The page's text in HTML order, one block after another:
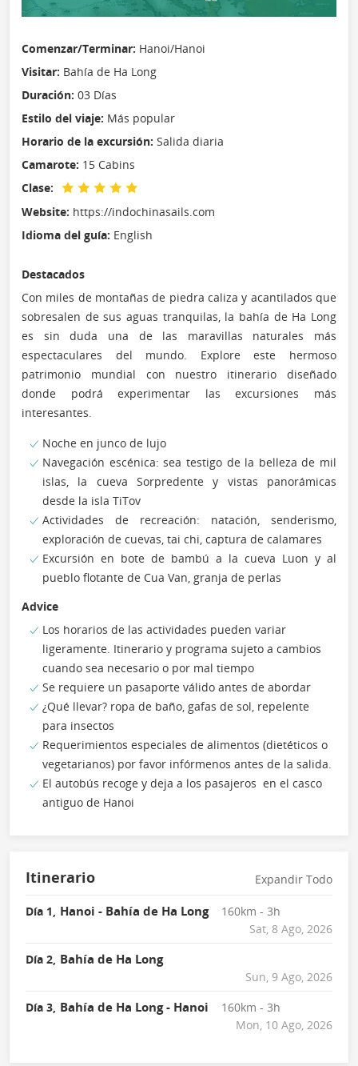
Comenzar/Terminar: Hanoi/Hanoi
Visitar: Bahía de Ha Long
Duración: 03 Días
Estilo del viaje: Más popular
Horario de la excursión: Salida diaria
Camarote: 15 Cabins
Clase:
Website: https://indochinasails.com
Idioma del guía: English
Destacados
Con miles de montañas de piedra caliza y acantilados que
sobresalen de sus aguas tranquilas, la bahía de Ha Long
es sin duda una de las maravillas naturales más
espectaculares del mundo. Explore este hermoso
patrimonio mundial con nuestro itinerario diseñado
donde podrá experimentar las excursiones más
interesantes.
Noche en junco de lujo
Navegación escénica: sea testigo de la belleza de mil
islas, la cueva Sorpredente y vistas panorámicas
desde la isla TiTov
Actividades de recreación: natación, senderismo,
exploración de cuevas, tai chi, captura de calamares
Excursión en bote de bambú a la cueva Luon y al
pueblo flotante de Cua Van, granja de perlas
Advice
Los horarios de las actividades pueden variar
ligeramente. Itinerario y programa sujeto a cambios
cuando sea necesario o por mal tiempo
Se requiere un pasaporte válido antes de abordar
¿Qué llevar? ropa de baño, gafas de sol, repelente
para insectos
Requerimientos especiales de alimentos (dietéticos o
vegetarianos) por favor infórmenos antes de la salida.
El autobús recoge y deja a los pasajeros en el casco
antiguo de Hanoi
Itinerario Expandir Todo
Día 1, Hanoi - Bahía de Ha Long
160km - 3h
Sat, 8 Ago, 2026
Día 2, Bahía de Ha Long
Sun, 9 Ago, 2026
Día 3, Bahía de Ha Long - Hanoi
160km - 3h
Mon, 10 Ago, 2026